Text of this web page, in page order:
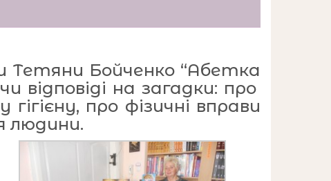
Тетяни Бойченко “Абетка
відповіді на загадки: про
про фізичні вправи
людини.